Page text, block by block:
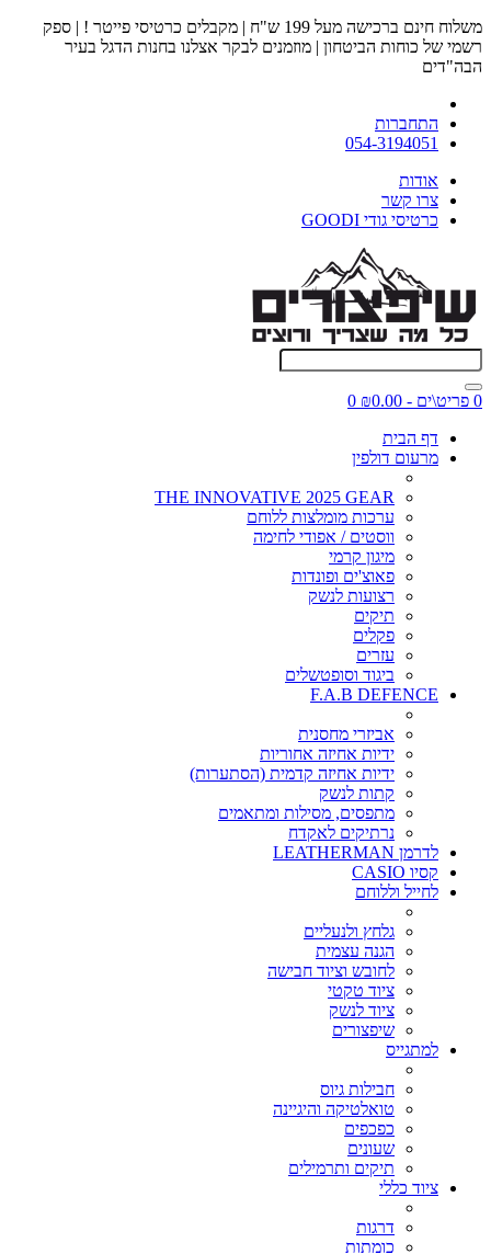
משלוח חינם ברכישה מעל 199 ש"ח | מקבלים כרטיסי פייטר ! | ספק
רשמי של כוחות הביטחון | מוזמנים לבקר אצלנו בחנות הדגל בעיר
הבה"דים
התחברות
054-3194051
אודות
צרו קשר
כרטיסי גודי GOODI
0 פריט\ים - ₪0.00
0
דף הבית
מרעום דולפין
THE INNOVATIVE 2025 GEAR
ערכות מומלצות ללוחם
ווסטים / אפודי לחימה
מיגון קרמי
פאוצ'ים ופונדות
רצועות לנשק
תיקים
פקלים
עזרים
ביגוד וסופטשלים
F.A.B DEFENCE
אביזרי מחסנית
ידיות אחיזה אחוריות
ידיות אחיזה קדמית (הסתערות)
קתות לנשק
מתפסים, מסילות ומתאמים
נרתיקים לאקדח
לדרמן LEATHERMAN
קסיו CASIO
לחייל וללוחם
גלחץ ולנעליים
הגנה עצמית
לחובש וציוד חבישה
ציוד טקטי
ציוד לנשק
שיפצורים
למתגייס
חבילות גיוס
טואלטיקה והיגיינה
כפכפים
שעונים
תיקים ותרמילים
ציוד כללי
דרגות
כומתות